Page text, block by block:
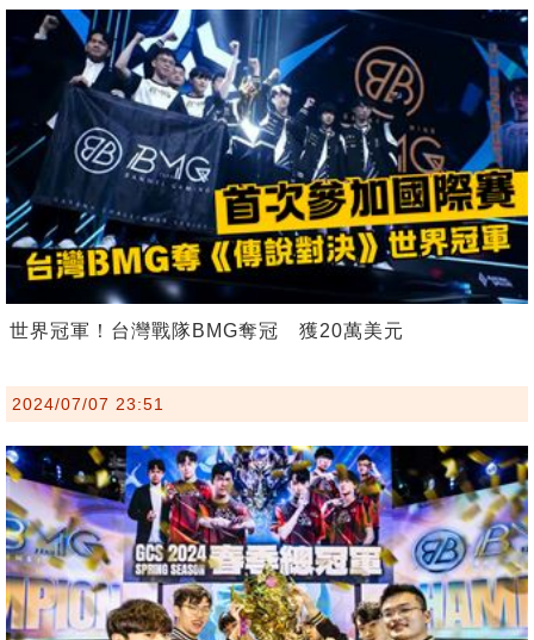
世界冠軍！台灣戰隊BMG奪冠 獲20萬美元
2024/07/07 23:51